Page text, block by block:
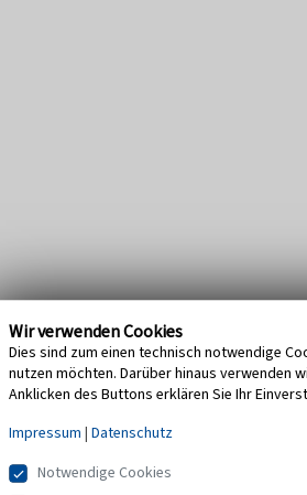
Wir verwenden Cookies
Dies sind zum einen technisch notwendige
nutzen möchten. Darüber hinaus verwenden
Anklicken des Buttons erklären Sie Ihr
Impressum | Datenschutz
Notwendige Cookies